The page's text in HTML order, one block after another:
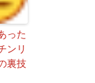
った
ンリ
裏技